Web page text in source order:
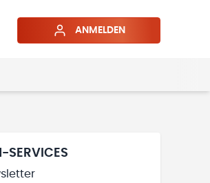
ANMELDEN
SERVICES